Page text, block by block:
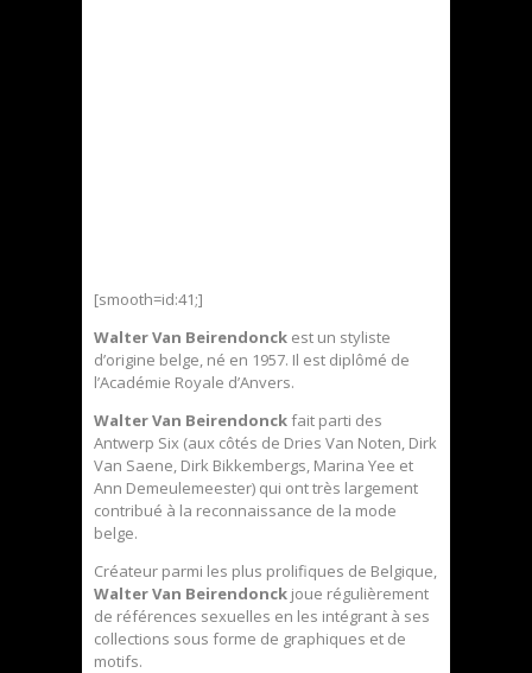
[smooth=id:41;]
Walter Van Beirendonck est un styliste
d’origine belge, né en 1957. Il est diplômé de
l’Académie Royale d’Anvers.
Walter Van Beirendonckfait parti des
Antwerp Six (aux côtés de Dries Van Noten, Dirk
Van Saene, Dirk Bikkembergs, Marina Yee et
Ann Demeulemeester) qui ont très largement
contribué à la reconnaissance de la mode
belge.
Créateur parmi les plus prolifiques de Belgique,
Walter Van Beirendonck joue régulièrement
de références sexuelles en les intégrant à ses
collections sous forme de graphiques et de
motifs.